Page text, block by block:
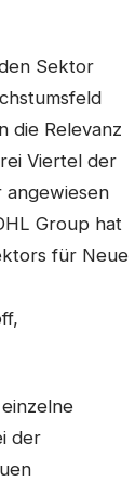
Sektor
die Relevanz
Viertel der
Group hat
für Neue
der